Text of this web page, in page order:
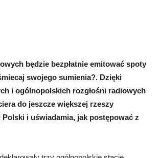
będzie bezpłatnie emitować spoty
swojego sumienia?. Dzięki
i ogólnopolskich rozgłośni radiowych
do jeszcze większej rzeszy
Polski i uświadamia, jak postępować z